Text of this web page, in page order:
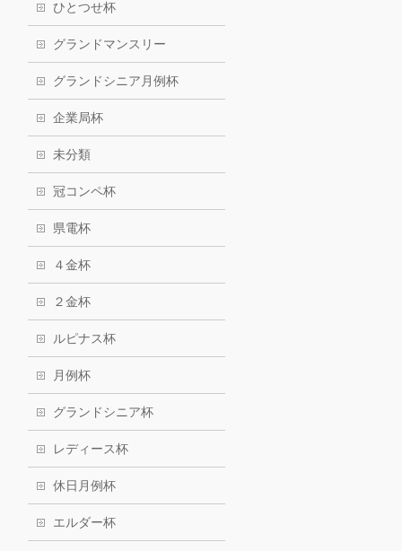
ひとつせ杯
グランドマンスリー
グランドシニア月例杯
企業局杯
未分類
冠コンペ杯
県電杯
４金杯
２金杯
ルピナス杯
月例杯
グランドシニア杯
レディース杯
休日月例杯
エルダー杯